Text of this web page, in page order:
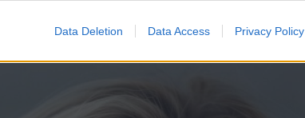
Data Deletion Data Access Privacy Policy